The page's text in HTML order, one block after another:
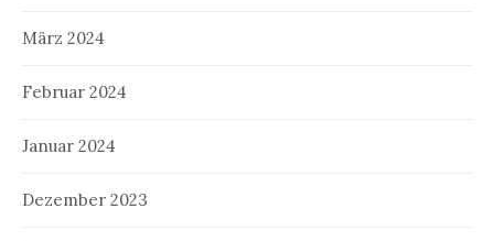
März 2024
Februar 2024
Januar 2024
Dezember 2023